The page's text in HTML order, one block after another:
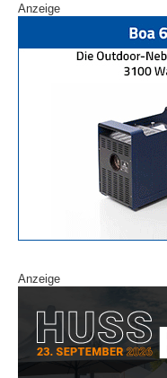
Anzeige
Anzeige